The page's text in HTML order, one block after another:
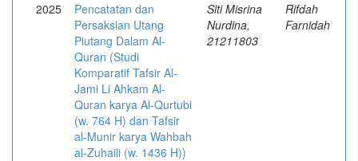
2025
Pencatatan dan
Persaksian Utang
Piutang Dalam Al-
Quran (Studi
Komparatif Tafsir Al-
Jami Li Ahkam Al-
Quran karya Al-Qurtubi
(w. 764 H) dan Tafsir
al-Munir karya Wahbah
al-Zuhaili (w. 1436 H))
Siti Misrina
Nurdina,
21211803
Rifdah
Farnidah